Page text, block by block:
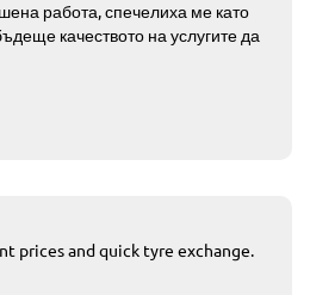
работа, спечелиха ме като
качеството на услугите да
prices and quick tyre exchange.